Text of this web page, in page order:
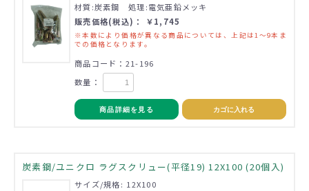
材質:炭素鋼 処理:電気亜鉛メッキ
販売価格(税込)： ￥1,745
※本数により価格が異なる商品については、上記は1～9本ま
での価格となります。
商品コード：21-196
数量：
商品詳細を見る カゴに入れる
炭素鋼/ユニクロ ラグスクリュー(平径19) 12X100 (20個入)
サイズ/規格: 12X100